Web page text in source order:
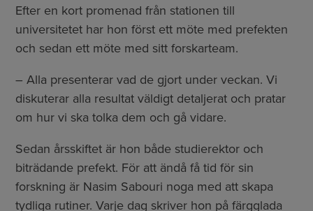
Efter en kort promenad från stationen till
universitetet har hon först ett möte med prefekten
och sedan ett möte med sitt forskarteam.
– Alla presenterar vad de gjort under veckan. Vi
diskuterar alla resultat väldigt detaljerat och pratar
om hur vi ska tolka dem och gå vidare.
Sedan årsskiftet är hon både studierektor och
biträdande prefekt. För att ändå få tid för sin
forskning är Nasim Sabouri noga med att skapa
tydliga rutiner. Varje dag skriver hon på färgglada